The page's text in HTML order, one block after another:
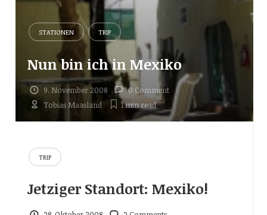
STATIONEN TRIP
Nun bin ich in Mexiko
9. November 2008
0 Comment
Tobias Maasland
1 minread
TRIP
Jetziger Standort: Mexiko!